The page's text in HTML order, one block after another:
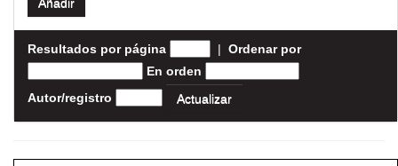
Resultados por página | Ordenar por
En orden
Autor/registro